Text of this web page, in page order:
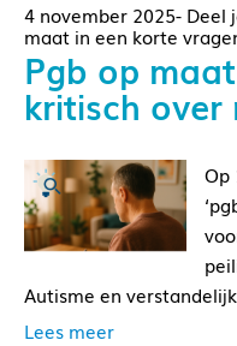
4 november 2025-
maat in een korte
Pgb op
kritisch over
Op
Autisme en
Lees meer